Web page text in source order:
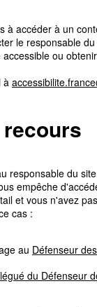
à accéder à un
le responsable
ou
à
responsable du
empêche
et vous n'avez
cas :
au Défenseur
du Défenseur